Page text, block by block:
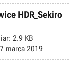
HDR_Sekiro
2.9 KB
marca 2019